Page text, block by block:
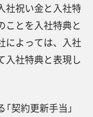
社祝い金と入社特
ことを入社特典と
によっては、入社
入社特典と表現し
契約更新手当」